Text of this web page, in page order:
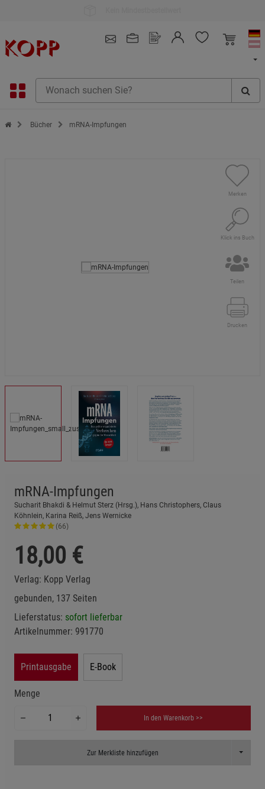
Zur Startseite des Kopp Verlag Online-Shop
Bücher mRNA-Impfungen
Merken
Klick ins Buch
Teilen
Drucken
mRNA-Impfungen
Sucharit Bhakdi & Helmut Sterz (Hrsg.), Hans Christophers, Claus
Köhnlein, Karina Reiß, Jens Wernicke
(66)
18,00 €
Verlag: Kopp Verlag
gebunden, 137 Seiten
Lieferstatus: sofort lieferbar
Artikelnummer: 991770
Printausgabe E-Book
Menge
In den Warenkorb >>
Zur Merkliste hinzufügen Toggle